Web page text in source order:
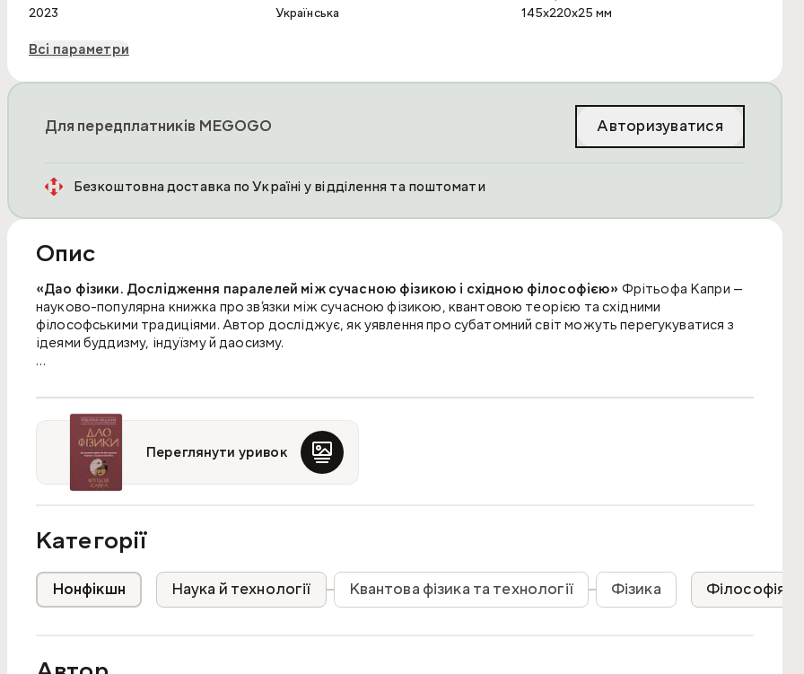
2023
Українська
145x220x25 мм
Всі параметри
Для передплатників MEGOGO Авторизуватися
Безкоштовна доставка по Україні у відділення та поштомати
Опис
«Дао фізики. Дослідження паралелей між сучасною фізикою і східною філософією» Фрітьофа Капри —
науково-популярна книжка про зв’язки між сучасною фізикою, квантовою теорією та східними
філософськими традиціями. Автор досліджує, як уявлення про субатомний світ можуть перегукуватися з
ідеями буддизму, індуїзму й даосизму.
Капри на MEGOGO BOOKS, якщо шукаєш видання про квантову фізику, східну філософію, буддизм, індуїзм,
даосизм і ширший погляд на природу реальності.
Про що книжка?
Завдяки «Дао фізики» люди вперше усвідомили містичну природу субатомного світу. Впродовж наступних
даосизму, але публікація Фрітьофа Капри стала фундаментом, на який спиралися інші автори, — і його
універсальності й неминущої значущості.
Переглянути уривок
Категорії
Нонфікшн Наука й технології Квантова фізика та технології Фізика Філософія